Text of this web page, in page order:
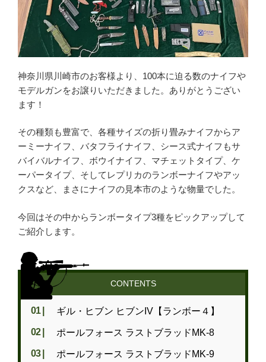
アウトドア用品
買取メーカー
東京マルイ
マルシン
ウエスタンアームズ
KSC
K.T.W
タナカワークス
ホビーフィックス
VFC
G&G
松栄製作所
お知らせ
神奈川県川崎市のお客様より、100本に迫る数のナイフや
モデルガンをお譲りいただきました。ありがとうござい
ます！
その種類も豊富で、各種サイズの折り畳みナイフからア
ーミーナイフ、バタフライナイフ、シース式ナイフもサ
バイバルナイフ、ボウイナイフ、マチェットタイプ、ケ
ーパータイプ、そしてレプリカのランボーナイフやアッ
クスなど、まさにナイフの見本市のような物量でした。
今回はその中からランボータイプ3種をピックアップして
ご紹介します。
CONTENTS
ギル・ヒブン ヒブンIV【ランボー４】
ポールフォース ラストブラッドMK-8
ポールフォース ラストブラッドMK-9